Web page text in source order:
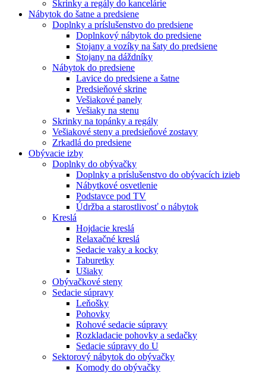
Skrinky a regály do kancelárie
Nábytok do šatne a predsiene
Doplnky a príslušenstvo do predsiene
Doplnkový nábytok do predsiene
Stojany a vozíky na šaty do predsiene
Stojany na dáždníky
Nábytok do predsiene
Lavice do predsiene a šatne
Predsieňové skrine
Vešiakové panely
Vešiaky na stenu
Skrinky na topánky a regály
Vešiakové steny a predsieňové zostavy
Zrkadlá do predsiene
Obývacie izby
Doplnky do obývačky
Doplnky a príslušenstvo do obývacích izieb
Nábytkové osvetlenie
Podstavce pod TV
Údržba a starostlivosť o nábytok
Kreslá
Hojdacie kreslá
Relaxačné kreslá
Sedacie vaky a kocky
Taburetky
Ušiaky
Obývačkové steny
Sedacie súpravy
Leňošky
Pohovky
Rohové sedacie súpravy
Rozkladacie pohovky a sedačky
Sedacie súpravy do U
Sektorový nábytok do obývačky
Komody do obývačky